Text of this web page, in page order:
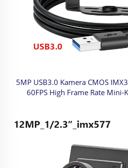
5MP USB3.0 Kamera CMOS
60FPS High Frame Rate